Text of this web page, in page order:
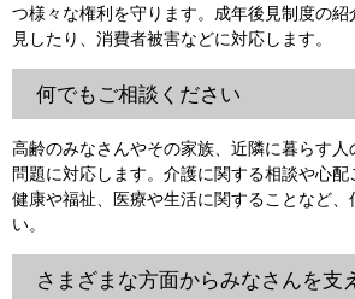
つ様々な権利を守ります。成年後見制度の紹
見したり、消費者被害などに対応します。
何でもご相談ください
高齢のみなさんやその家族、近隣に暮らす
問題に対応します。介護に関する相談や心配
健康や福祉、医療や生活に関することなど、
い。
さまざまな方面からみなさんを支